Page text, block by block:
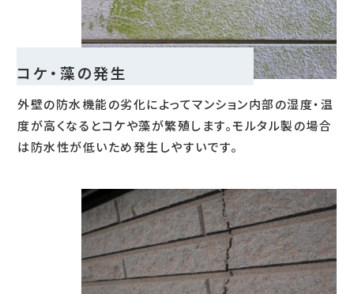
コケ・藻の発生
外壁の防水機能の劣化によってマンション内部の湿度・温
度が高くなるとコケや藻が繁殖します。モルタル製の場合
は防水性が低いため発生しやすいです。